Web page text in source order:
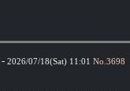
- 2026/07/18(Sat) 11:01 No.3698